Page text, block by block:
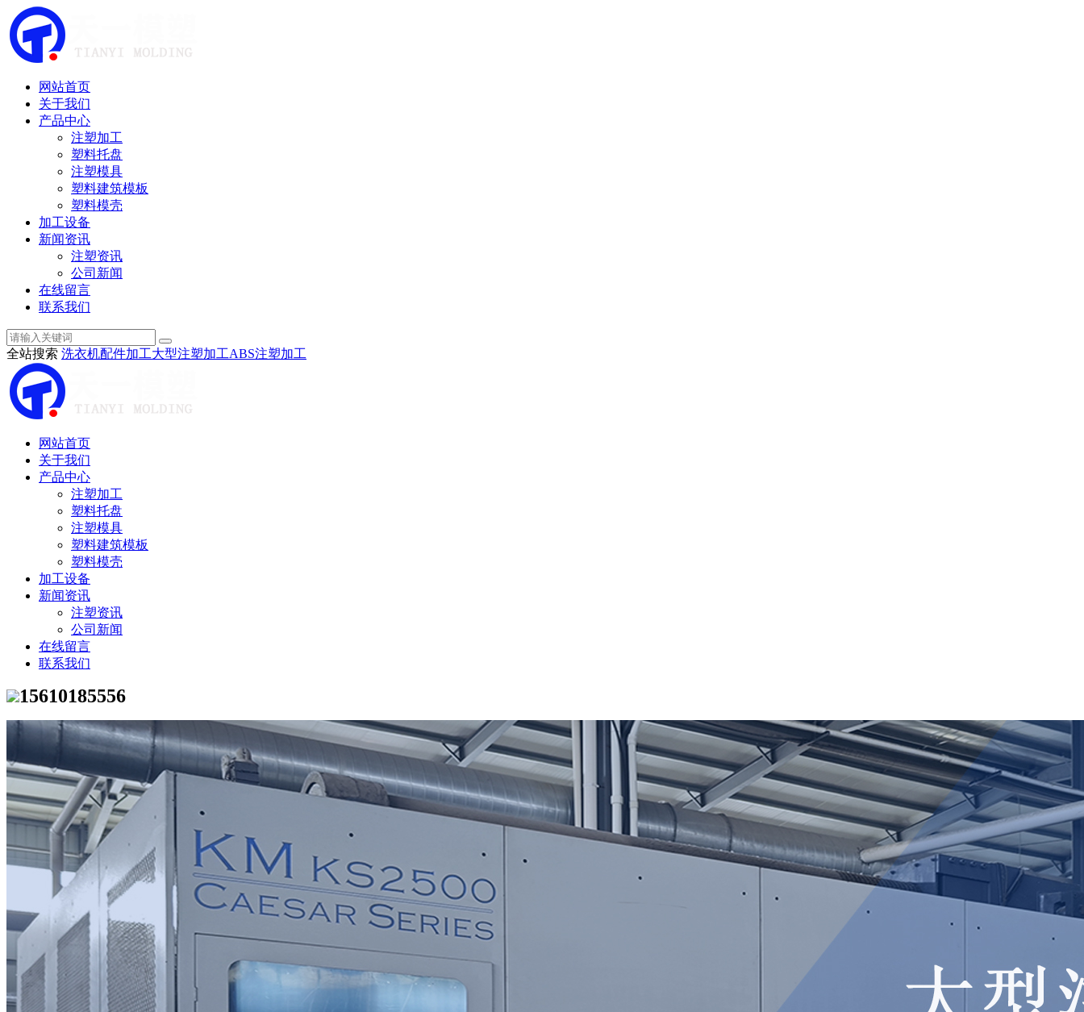
网站首页
关于我们
产品中心
注塑加工
塑料托盘
注塑模具
塑料建筑模板
塑料模壳
加工设备
新闻资讯
注塑资讯
公司新闻
在线留言
联系我们
全站搜索 洗衣机配件加工大型注塑加工ABS注塑加工
网站首页
关于我们
产品中心
注塑加工
塑料托盘
注塑模具
塑料建筑模板
塑料模壳
加工设备
新闻资讯
注塑资讯
公司新闻
在线留言
联系我们
15610185556